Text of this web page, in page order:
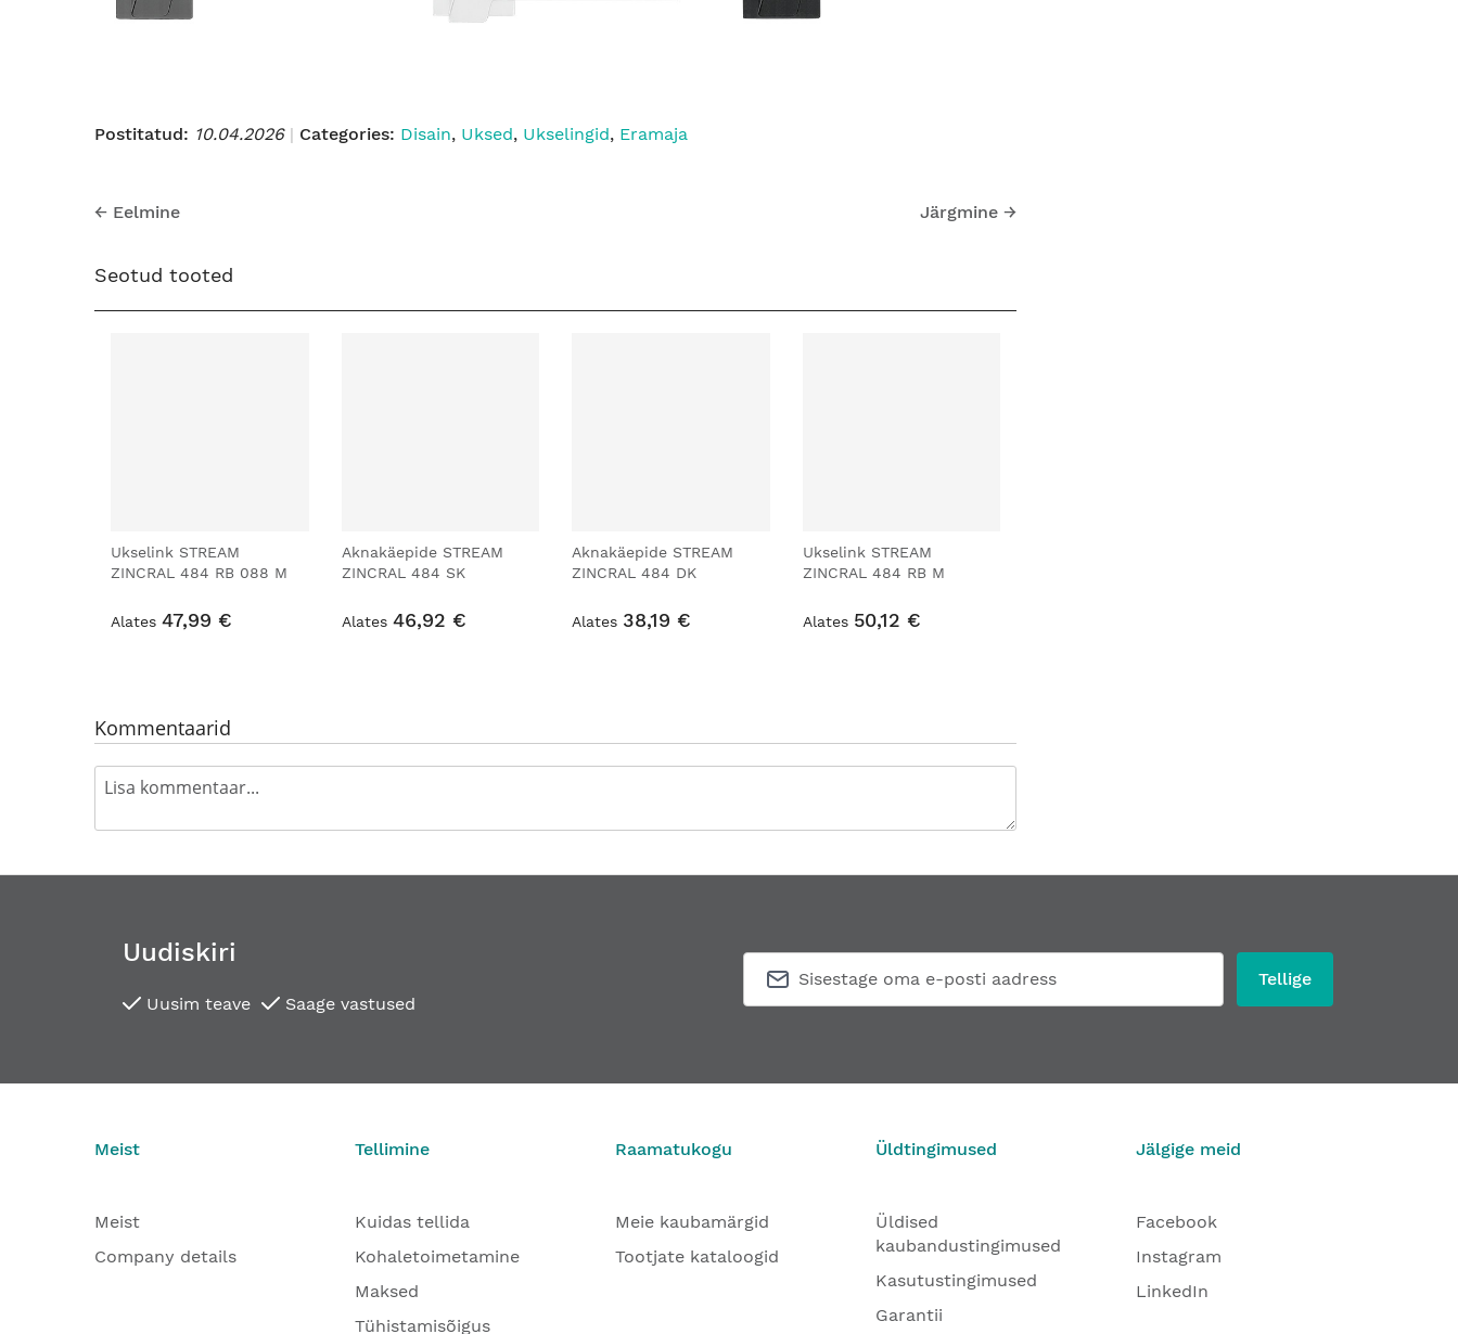
Postitatud: 10.04.2026 Categories: Disain, Uksed, Ukselingid, Eramaja
← Eelmine Järgmine →
Seotud tooted
Ukselink STREAM
ZINCRAL 484 RB 088 M
Alates 47,99 €
Aknakäepide STREAM
ZINCRAL 484 SK
Alates 46,92 €
Aknakäepide STREAM
ZINCRAL 484 DK
Alates 38,19 €
Ukselink STREAM
ZINCRAL 484 RB M
Alates 50,12 €
Kommentaarid
Uudiskiri
Uusim teave Saage vastused
Tellige
Meist
Meist
Company details
Tellimine
Kuidas tellida
Kohaletoimetamine
Maksed
Tühistamisõigus
Raamatukogu
Meie kaubamärgid
Tootjate kataloogid
Üldtingimused
Üldised
kaubandustingimused
Kasutustingimused
Garantii
Jälgige meid
Facebook
Instagram
LinkedIn